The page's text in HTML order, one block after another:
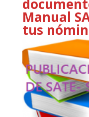
Manual
tus